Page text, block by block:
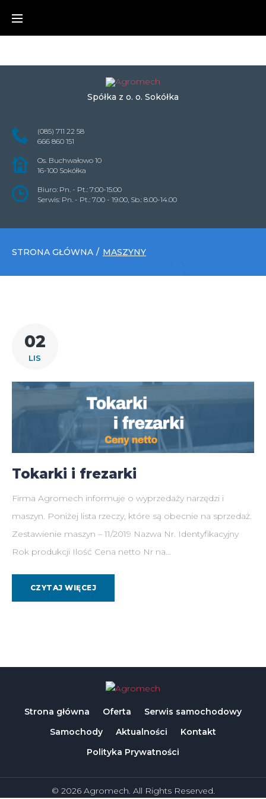
Spółka z o. o. Sokółka
(085) 711 22 58
666 860 151
Os. Buchwałowo 10
16-100 Sokółka
Biuro: Pn. - Pt.: 7:00-15:00
Serwis: Pn. - Pt.: 7.00 - 19.00, Sb.: 8.00-14.00
STRONA GŁÓWNA / MASZYNY
Tag:
maszyny
02
LIS
Tokarki i frezarki
Firma Agromech informuje o wyprzedaży narzędzi i
maszyn. Poniżej lista rzeczy, które są obecnie na sprzedaż.
Zestawienie maszyn – 11/2019 Nazwa Nr. Identyfikacyjny
Rok produkcji Ilość Cena netto Nr na…
CZYTAJ WIĘCEJ
Strona główna Oferta
Serwis samochodowy
Samochody
Aktualności
Kontakt
Polityka Prywatności
© 2026 Agromech. All Rights Reserved.